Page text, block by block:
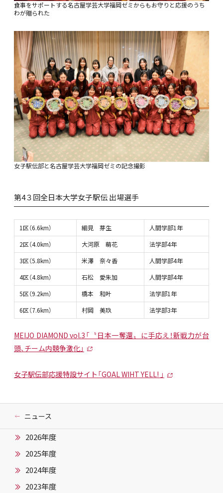
食事をサポートする名古屋学芸大学福岡ゼミからもお守りと応援のうち
わが贈られた
女子駅伝部と名古屋学芸大学福岡ゼミの記念撮影
第4３回全日本大学女子駅伝 出場選手
1区（6.6km） 細見 芽生
人間学部1年
2区（4.0km）
大河原 萌花
法学部4年
3区（5.8km）
米澤 奈々香
人間学部4年
4区（4.8km）
石松 愛朱加
人間学部4年
5区（9.2km）
橋本 和叶
法学部1年
6区（7.6km）
村岡 美玖 法学部3年
MEIJO DIAMOND vol.3「〝日本一奪還〟に手応え！新戦力が台
頭、チーム内競争激化」
女子駅伝部応援特設サイト「GOAL WIHT YELL! 」
ニュース
2026年度
2025年度
2024年度
2023年度